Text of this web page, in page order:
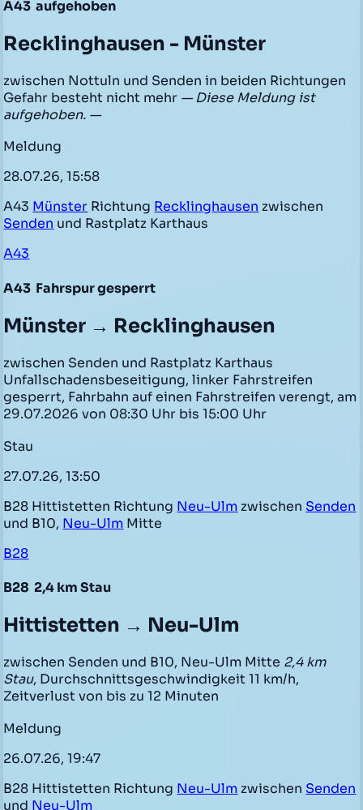
A43 aufgehoben
Recklinghausen - Münster
zwischen Nottuln und Senden in beiden Richtungen
Gefahr besteht nicht mehr — Diese Meldung ist
aufgehoben. —
Meldung
28.07.26, 15:58
A43 Münster Richtung Recklinghausen zwischen
Senden und Rastplatz Karthaus
A43
A43 Fahrspur gesperrt
Münster → Recklinghausen
zwischen Senden und Rastplatz Karthaus
Unfallschadensbeseitigung, linker Fahrstreifen
gesperrt, Fahrbahn auf einen Fahrstreifen verengt, am
29.07.2026 von 08:30 Uhr bis 15:00 Uhr
Stau
27.07.26, 13:50
B28 Hittistetten Richtung Neu-Ulm zwischen Senden
und B10, Neu-Ulm Mitte
B28
B28 2,4 km Stau
Hittistetten → Neu-Ulm
zwischen Senden und B10, Neu-Ulm Mitte 2,4 km
Stau, Durchschnittsgeschwindigkeit 11 km/h,
Zeitverlust von bis zu 12 Minuten
Meldung
26.07.26, 19:47
B28 Hittistetten Richtung Neu-Ulm zwischen Senden
und Neu-Ulm